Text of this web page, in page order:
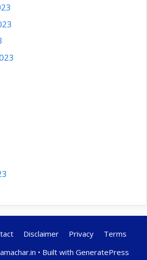
Disclaimer Privacy
Terms
• Built with GeneratePress